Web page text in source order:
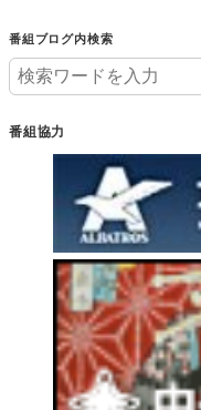
番組ブログ内検索
番組協力